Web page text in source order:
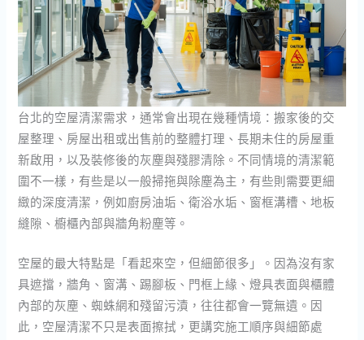
台北的空屋清潔需求，通常會出現在幾種情境：搬家後的交
屋整理、房屋出租或出售前的整體打理、長期未住的房屋重
新啟用，以及裝修後的灰塵與殘膠清除。不同情境的清潔範
圍不一樣，有些是以一般掃拖與除塵為主，有些則需要更細
緻的深度清潔，例如廚房油垢、衛浴水垢、窗框溝槽、地板
縫隙、櫥櫃內部與牆角粉塵等。
空屋的最大特點是「看起來空，但細節很多」。因為沒有家
具遮擋，牆角、窗溝、踢腳板、門框上緣、燈具表面與櫃體
內部的灰塵、蜘蛛網和殘留污漬，往往都會一覽無遺。因
此，空屋清潔不只是表面擦拭，更講究施工順序與細節處